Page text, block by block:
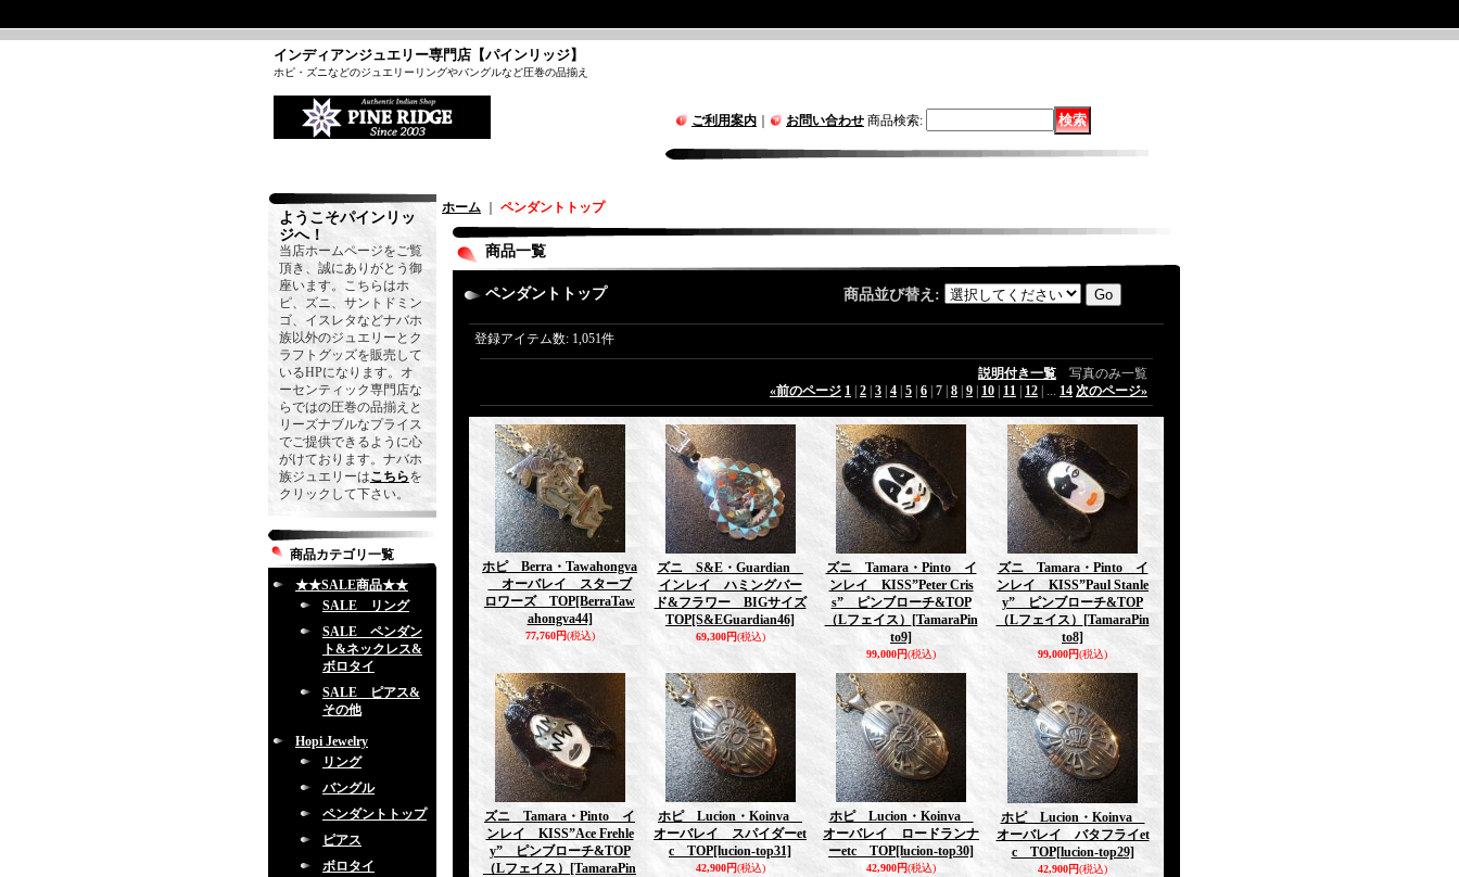
インディアンジュエリー専門店【パインリッジ】
ホピ・ズニなどのジュエリーリングやバングルなど圧巻の品揃え
ご利用案内 お問い合わせ 商品検索:
ようこそパインリッ
ジへ！
当店ホームページをご覧
頂き、誠にありがとう御
座います。こちらはホ
ピ、ズニ、サントドミン
ゴ、イスレタなどナバホ
族以外のジュエリーとク
ラフトグッズを販売して
いるHPになります。オ
ーセンティック専門店な
らではの圧巻の品揃えと
リーズナブルなプライス
でご提供できるように心
がけております。ナバホ
族ジュエリーはこちらを
クリックして下さい。
商品カテゴリ一覧
★★SALE商品★★
SALE リング
SALE ペンダン
ト&ネックレス&
ボロタイ
SALE ピアス&
その他
Hopi Jewelry
リング
バングル
ペンダントトップ
ピアス
ボロタイ
ホーム ペンダントトップ
商品一覧
ペンダントトップ 商品並び替え :
登録アイテム数: 1,051件
説明付き一覧 写真のみ一覧
«前のページ 1 2 3 4 5 6 7 8 9 10 11 12 ... 14 次のページ»
ホピ Berra・Tawahongva
オーバレイ スターブ
ロワーズ TOP[BerraTaw
ahongva44]
77,760円(税込)
ズニ S&E・Guardian
インレイ ハミングバー
ド&フラワー BIGサイズ
TOP[S&EGuardian46]
69,300円(税込)
ズニ Tamara・Pinto イ
ンレイ KISS”Peter Cris
s” ピンブローチ&TOP
（Lフェイス）
[TamaraPin
to9]
99,000円(税込)
ズニ Tamara・Pinto イ
ンレイ KISS”Paul Stanle
y” ピンブローチ&TOP
（Lフェイス）
[TamaraPin
to8]
99,000円(税込)
ズニ Tamara・Pinto イ
ンレイ KISS”Ace Frehle
y” ピンブローチ&TOP
（Lフェイス）
[TamaraPin
ホピ Lucion・Koinva
オーバレイ スパイダーet
c TOP[lucion-top31]
42,900円(税込)
ホピ Lucion・Koinva
オーバレイ ロードランナ
ーetc TOP[lucion-top30]
42,900円(税込)
ホピ Lucion・Koinva
オーバレイ バタフライet
c TOP[lucion-top29]
42,900円(税込)